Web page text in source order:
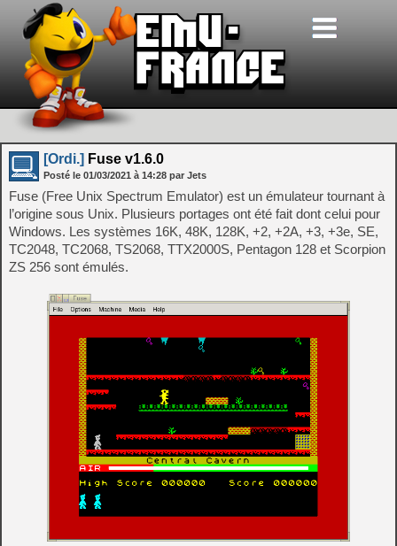
[Ordi.] Fuse v1.6.0
Posté le 01/03/2021 à 14:28 par Jets
Fuse (Free Unix Spectrum Emulator) est un émulateur tournant à
l’origine sous Unix. Plusieurs portages ont été fait dont celui pour
Windows. Les systèmes 16K, 48K, 128K, +2, +2A, +3, +3e, SE,
TC2048, TC2068, TS2068, TTX2000S, Pentagon 128 et Scorpion
ZS 256 sont émulés.